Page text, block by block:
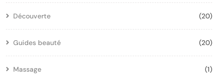
Découverte (20)
Guides beauté (20)
Massage (1)